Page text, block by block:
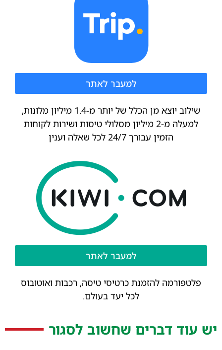
למעבר לאתר
שילוב יוצא מן הכלל של יותר מ-1.4 מיליון מלונות,
למעלה מ-2 מיליון מסלולי טיסות ושירות לקוחות
הזמין עבורך 24/7 לכל שאלה וענין
למעבר לאתר
פלטפורמה להזמנת כרטיסי טיסה, רכבות ואוטובוס
לכל יעד בעולם.
יש עוד דברים שחשוב לסגור